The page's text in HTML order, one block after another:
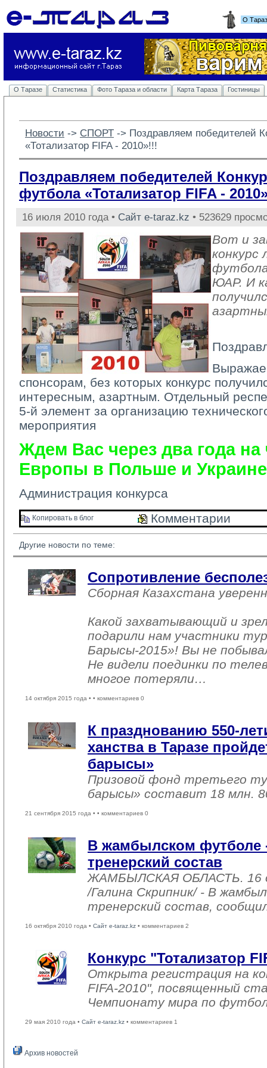
О
О Таразе Статистика Фото Тараза и области Карта Тараза Гостиницы
Новости -> СПОРТ -> Поздравляем победителей
«Тотализатор FIFA - 2010»!!!
Поздравляем победителей
футбола «Тотализатор FIFA -
16 июля 2010 года • Сайт e-taraz.kz • 523629
Вот и
конкурс
ЮАР. И
спонсорам, без которых конкурс
интересным, азартным. Отдельный
5-й элемент за организацию
мероприятия
Ждем Вас через два года на
Европы в Польше и
Администрация конкурса
Копировать в блог Комментарии
Другие новости по теме:
Сопротивление
Сборная Казахстана
Какой захватывающий и
подарили нам участники
Барысы-2015»! Вы не
Не видели поединки по
многое потеряли…
14 октября 2015 года • • комментариев 0
К празднованию 550-
ханства в Таразе
барысы»
Призовой фонд третьего
барысы» составит 18 млн.
21 сентября 2015 года • • комментариев 0
В жамбылском футболе
тренерский состав
ЖАМБЫЛСКАЯ ОБЛАСТЬ. 16
/Галина Скрипник/ - В
тренерский состав,
16 октября 2010 года • Сайт e-taraz.kz • комментариев 2
Конкурс "Тотализатор
Открыта регистрация на
FIFA-2010", посвященный
Чемпионату мира по
29 мая 2010 года • Сайт e-taraz.kz • комментариев 1
Архив новостей